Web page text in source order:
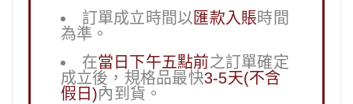
訂單成立時間以 匯款入賬時間
為準。
在當日下午五點前之訂單確定
成立後，規格品最快3-5天(不含
假日)內到貨。